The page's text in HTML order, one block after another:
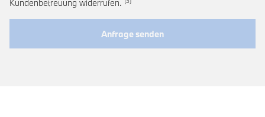
Kundenbetreuung widerrufen.
Anfrage senden